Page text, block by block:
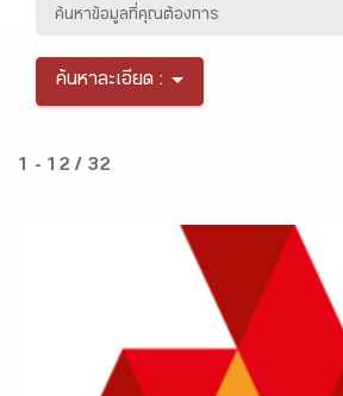
ค้นหาละเอียด :
1 - 12 / 32